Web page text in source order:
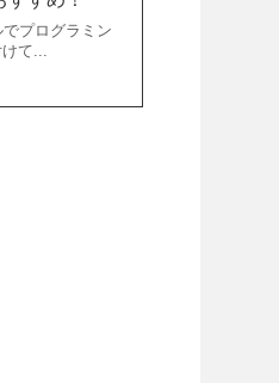
んです。
すめ！